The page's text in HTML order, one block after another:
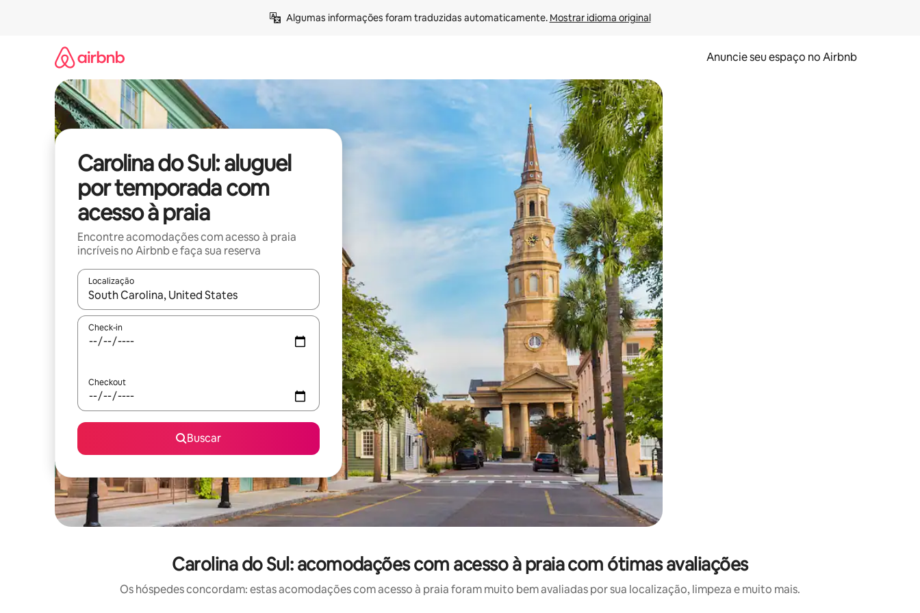
Algumas informações foram traduzidas automaticamente. Mostrar idioma original
Anuncie seu espaço no Airbnb
Carolina do Sul: aluguel
por temporada com
acesso à praia
Encontre acomodações com acesso à praia
incríveis no Airbnb e faça sua reserva
Localização
Quando os resultados estiverem disponíveis, explore-os usando as seta para cima e para baixo do teclado ou tocando e deslizando o dedo na tela.
Check-in
Checkout
Buscar
Carolina do Sul: acomodações com acesso à praia com ótimas avaliações
Os hóspedes concordam: estas acomodações com acesso à praia foram muito bem avaliadas por sua localização, limpeza e muito mais.